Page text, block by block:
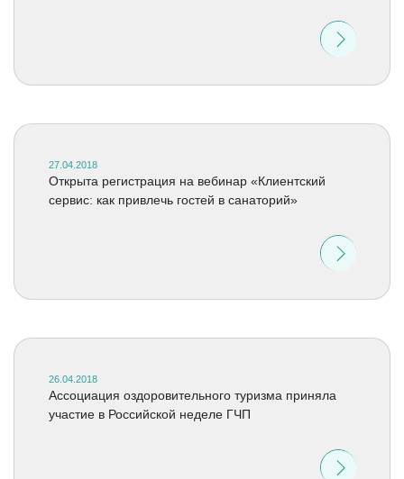
27.04.2018
Открыта регистрация на вебинар «Клиентский
сервис: как привлечь гостей в санаторий»
26.04.2018
Ассоциация оздоровительного туризма приняла
участие в Российской неделе ГЧП